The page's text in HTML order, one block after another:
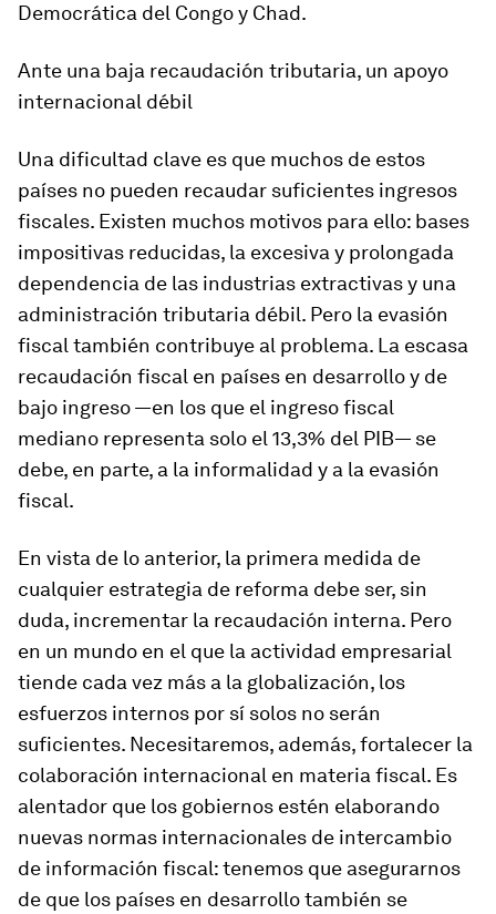
Democrática del Congo y Chad.
Ante una baja recaudación tributaria, un apoyo
internacional débil
Una dificultad clave es que muchos de estos
países no pueden recaudar suficientes ingresos
fiscales. Existen muchos motivos para ello: bases
impositivas reducidas, la excesiva y prolongada
dependencia de las industrias extractivas y una
administración tributaria débil. Pero la evasión
fiscal también contribuye al problema. La escasa
recaudación fiscal en países en desarrollo y de
bajo ingreso —en los que el ingreso fiscal
mediano representa solo el 13,3% del PIB— se
debe, en parte, a la informalidad y a la evasión
fiscal.
En vista de lo anterior, la primera medida de
cualquier estrategia de reforma debe ser, sin
duda, incrementar la recaudación interna. Pero
en un mundo en el que la actividad empresarial
tiende cada vez más a la globalización, los
esfuerzos internos por sí solos no serán
suficientes. Necesitaremos, además, fortalecer la
colaboración internacional en materia fiscal. Es
alentador que los gobiernos estén elaborando
nuevas normas internacionales de intercambio
de información fiscal: tenemos que asegurarnos
de que los países en desarrollo también se